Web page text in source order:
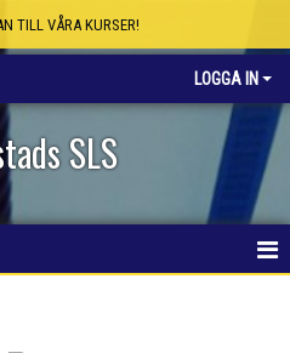
TILL VÅRA KURSER!
LOGGA IN
SLS